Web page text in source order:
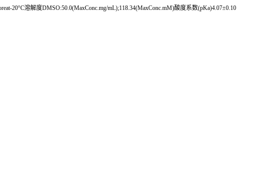
20°C溶解度DMSO:50.0(MaxConc.mg/mL);118.34(MaxConc.mM)酸度系数(pKa)4.07±0.10